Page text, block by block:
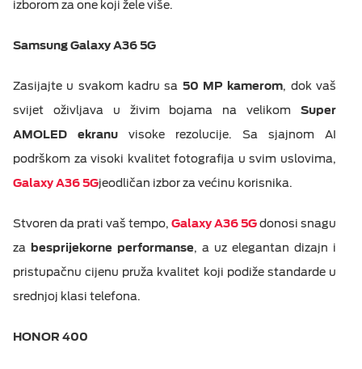
izborom za one koji žele više.
Samsung Galaxy A36 5G
Zasijajte u svakom kadru sa 50 MP kamerom, dok vaš
svijet oživljava u živim bojama na velikom Super
AMOLED ekranu visoke rezolucije. Sa sjajnom AI
podrškom za visoki kvalitet fotografija u svim uslovima,
Galaxy A36 5Gjeodličan izbor za većinu korisnika.
Stvoren da prati vaš tempo, Galaxy A36 5Gdonosi snagu
za
besprijekorne performanse, a uz elegantan dizajn i
pristupačnu cijenu pruža kvalitet koji podiže standarde u
srednjoj klasi telefona.
HONOR 400